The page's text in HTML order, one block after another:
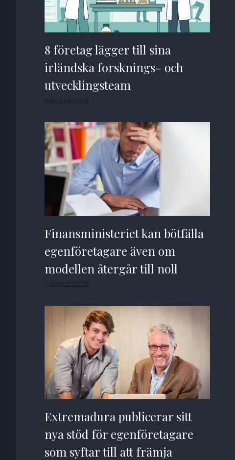
8 företag lägger till sina
irländska forsknings- och
utvecklingsteam
5 augusti 2026
Finansministeriet kan bötfälla
egenföretagare även om
modellen återgår till noll
5 augusti 2026
Extremadura publicerar sitt
nya stöd för egenföretagare
som syftar till att främja